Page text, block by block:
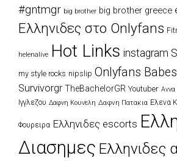
#gntmgr big brother big brother greece
Eλληνιδες στο Onlyfans
helenalive Hot Links instagram
my style rocks nipslip Onlyfans Babes
Survivorgr TheBachelorGR Youtuber Αννα
Ιγγλεζου Δαφνη Κουνελη Δαφνη Πατακια Ελενα
Φουρειρα Ελληνιδες escorts
Διασημες Ελληνιδες